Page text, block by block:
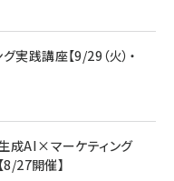
もっと見る
(Bluetooth 6.1) 【完
クティブノイズキャンセリ
/ 最大50時間再生 / PSE
USB-C & USB-C
ケーブル 240W 結束バン
リコン素材採用 iPhone
iPad Pro MacBook
践講座【9/29（火）・
成AI×マーケティング
27開催】